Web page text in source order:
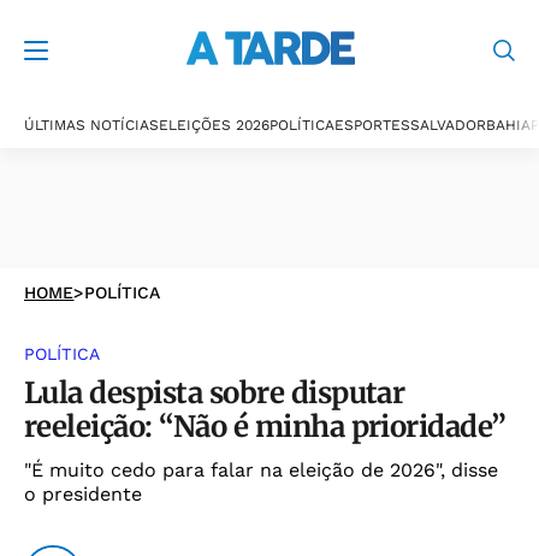
ÚLTIMAS NOTÍCIASELEIÇÕES 2026POLÍTICAESPORTESSALVADORBAHIA
HOME>POLÍTICA
POLÍTICA
Lula despista sobre disputar
reeleição: “Não é minha prioridade”
"É muito cedo para falar na eleição de 2026", disse
o presidente